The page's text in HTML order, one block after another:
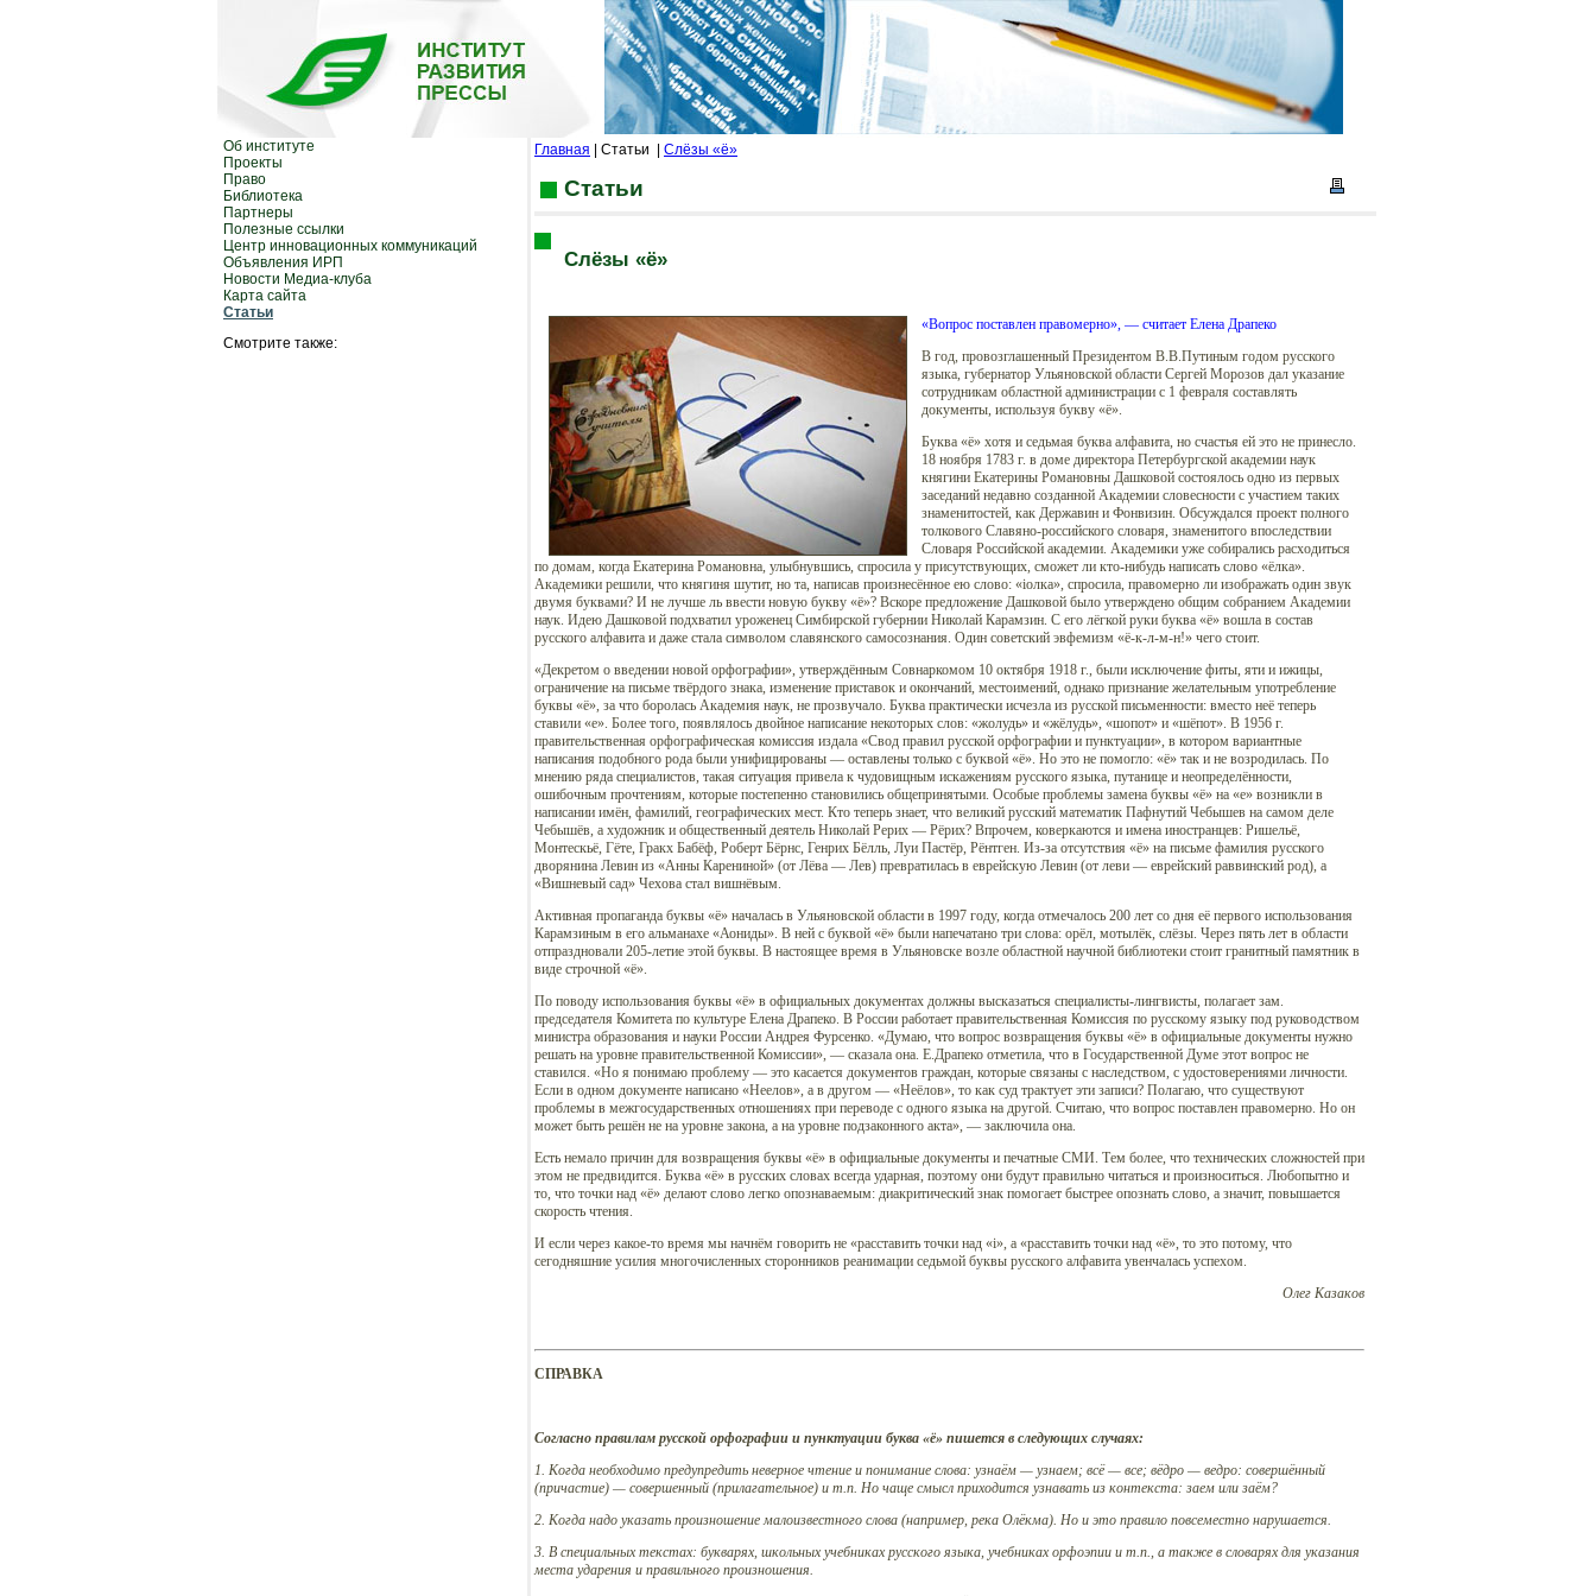
Об институте
Проекты
Право
Библиотека
Партнеры
Полезные ссылки
Центр инновационных коммуникаций
Объявления ИРП
Новости Медиа-клуба
Карта сайта
Статьи
Смотрите также:
Главная | Статьи Слёзы «ё»
Статьи
Слёзы «ё»
«Вопрос поставлен правомерно», — считает Елена Драпеко
В год, провозглашенный Президентом В.В.Путиным годом русского
языка, губернатор Ульяновской области Сергей Морозов дал указание
сотрудникам областной администрации с 1 февраля составлять
документы, используя букву «ё».
Буква «ё» хотя и седьмая буква алфавита, но счастья ей это не принесло.
18 ноября 1783 г. в доме директора Петербургской академии наук
княгини Екатерины Романовны Дашковой состоялось одно из первых
заседаний недавно созданной Академии словесности с участием таких
знаменитостей, как Державин и Фонвизин. Обсуждался проект полного
толкового Славяно-российского словаря, знаменитого впоследствии
Словаря Российской академии. Академики уже собирались расходиться
по домам, когда Екатерина Романовна, улыбнувшись, спросила у присутствующих, сможет ли кто-нибудь написать слово «ёлка».
Академики решили, что княгиня шутит, но та, написав произнесённое ею слово: «ioлка», спросила, правомерно ли изображать один звук
двумя буквами? И не лучше ль ввести новую букву «ё»? Вскоре предложение Дашковой было утверждено общим собранием Академии
наук. Идею Дашковой подхватил уроженец Симбирской губернии Николай Карамзин. С его лёгкой руки буква «ё» вошла в состав
русского алфавита и даже стала символом славянского самосознания. Один советский эвфемизм «ё-к-л-м-н!» чего стоит.
«Декретом о введении новой орфографии», утверждённым Совнаркомом 10 октября 1918 г., были исключение фиты, яти и ижицы,
ограничение на письме твёрдого знака, изменение приставок и окончаний, местоимений, однако признание желательным употребление
буквы «ё», за что боролась Академия наук, не прозвучало. Буква практически исчезла из русской письменности: вместо неё теперь
ставили «е». Более того, появлялось двойное написание некоторых слов: «жолудь» и «жёлудь», «шопот» и «шёпот». В 1956 г.
правительственная орфографическая комиссия издала «Свод правил русской орфографии и пунктуации», в котором вариантные
написания подобного рода были унифицированы — оставлены только с буквой «ё». Но это не помогло: «ё» так и не возродилась. По
мнению ряда специалистов, такая ситуация привела к чудовищным искажениям русского языка, путанице и неопределённости,
ошибочным прочтениям, которые постепенно становились общепринятыми. Особые проблемы замена буквы «ё» на «е» возникли в
написании имён, фамилий, географических мест. Кто теперь знает, что великий русский математик Пафнутий Чебышев на самом деле
Чебышёв, а художник и общественный деятель Николай Рерих — Рёрих? Впрочем, коверкаются и имена иностранцев: Ришельё,
Монтескьё, Гёте, Гракх Бабёф, Роберт Бёрнс, Генрих Бёлль, Луи Пастёр, Рёнтген. Из-за отсутствия «ё» на письме фамилия русского
дворянина Левин из «Анны Карениной» (от Лёва — Лев) превратилась в еврейскую Левин (от леви — еврейский раввинский род), а
«Вишневый сад» Чехова стал вишнёвым.
Активная пропаганда буквы «ё» началась в Ульяновской области в 1997 году, когда отмечалось 200 лет со дня её первого использования
Карамзиным в его альманахе «Аониды». В ней с буквой «ё» были напечатано три слова: орёл, мотылёк, слёзы. Через пять лет в области
отпраздновали 205-летие этой буквы. В настоящее время в Ульяновске возле областной научной библиотеки стоит гранитный памятник в
виде строчной «ё».
По поводу использования буквы «ё» в официальных документах должны высказаться специалисты-лингвисты, полагает зам.
председателя Комитета по культуре Елена Драпеко. В России работает правительственная Комиссия по русскому языку под руководством
министра образования и науки России Андрея Фурсенко. «Думаю, что вопрос возвращения буквы «ё» в официальные документы нужно
решать на уровне правительственной Комиссии», — сказала она. Е.Драпеко отметила, что в Государственной Думе этот вопрос не
ставился. «Но я понимаю проблему — это касается документов граждан, которые связаны с наследством, с удостоверениями личности.
Если в одном документе написано «Неелов», а в другом — «Неёлов», то как суд трактует эти записи? Полагаю, что существуют
проблемы в межгосударственных отношениях при переводе с одного языка на другой. Считаю, что вопрос поставлен правомерно. Но он
может быть решён не на уровне закона, а на уровне подзаконного акта», — заключила она.
Есть немало причин для возвращения буквы «ё» в официальные документы и печатные СМИ. Тем более, что технических сложностей при
этом не предвидится. Буква «ё» в русских словах всегда ударная, поэтому они будут правильно читаться и произноситься. Любопытно и
то, что точки над «ё» делают слово легко опознаваемым: диакритический знак помогает быстрее опознать слово, а значит, повышается
скорость чтения.
И если через какое-то время мы начнём говорить не «расставить точки над «i», а «расставить точки над «ё», то это потому, что
сегодняшние усилия многочисленных сторонников реанимации седьмой буквы русского алфавита увенчалась успехом.
Олег Казаков
СПРАВКА
Согласно правилам русской орфографии и пунктуации буква «ё» пишется в следующих случаях:
1. Когда необходимо предупредить неверное чтение и понимание слова: узнаём — узнаем; всё — все; вёдро — ведро: совершённый
(причастие) — совершенный (прилагательное) и т.п. Но чаще смысл приходится узнавать из контекста: заем или заём?
2. Когда надо указать произношение малоизвестного слова (например, река Олёкма). Но и это правило повсеместно нарушается.
3. В специальных текстах: букварях, школьных учебниках русского языка, учебниках орфоэпии и т.п., а также в словарях для указания
места ударения и правильного произношения.